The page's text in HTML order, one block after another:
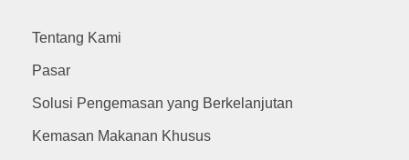
Tentang Kami
Pasar
Solusi Pengemasan yang Berkelanjutan
Kemasan Makanan Khusus